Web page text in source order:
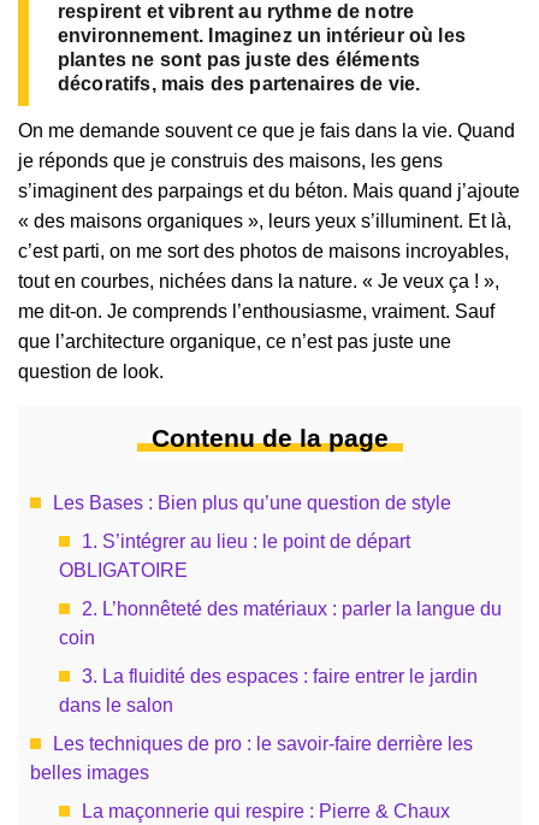
respirent et vibrent au rythme de notre
environnement. Imaginez un intérieur où les
plantes ne sont pas juste des éléments
décoratifs, mais des partenaires de vie.
On me demande souvent ce que je fais dans la vie. Quand
je réponds que je construis des maisons, les gens
s’imaginent des parpaings et du béton. Mais quand j’ajoute
« des maisons organiques », leurs yeux s’illuminent. Et là,
c’est parti, on me sort des photos de maisons incroyables,
tout en courbes, nichées dans la nature. « Je veux ça ! »,
me dit-on. Je comprends l’enthousiasme, vraiment. Sauf
que l’architecture organique, ce n’est pas juste une
question de look.
Contenu de la page
Les Bases : Bien plus qu’une question de style
1. S’intégrer au lieu : le point de départ
OBLIGATOIRE
2. L’honnêteté des matériaux : parler la langue du
coin
3. La fluidité des espaces : faire entrer le jardin
dans le salon
Les techniques de pro : le savoir-faire derrière les
belles images
La maçonnerie qui respire : Pierre & Chaux